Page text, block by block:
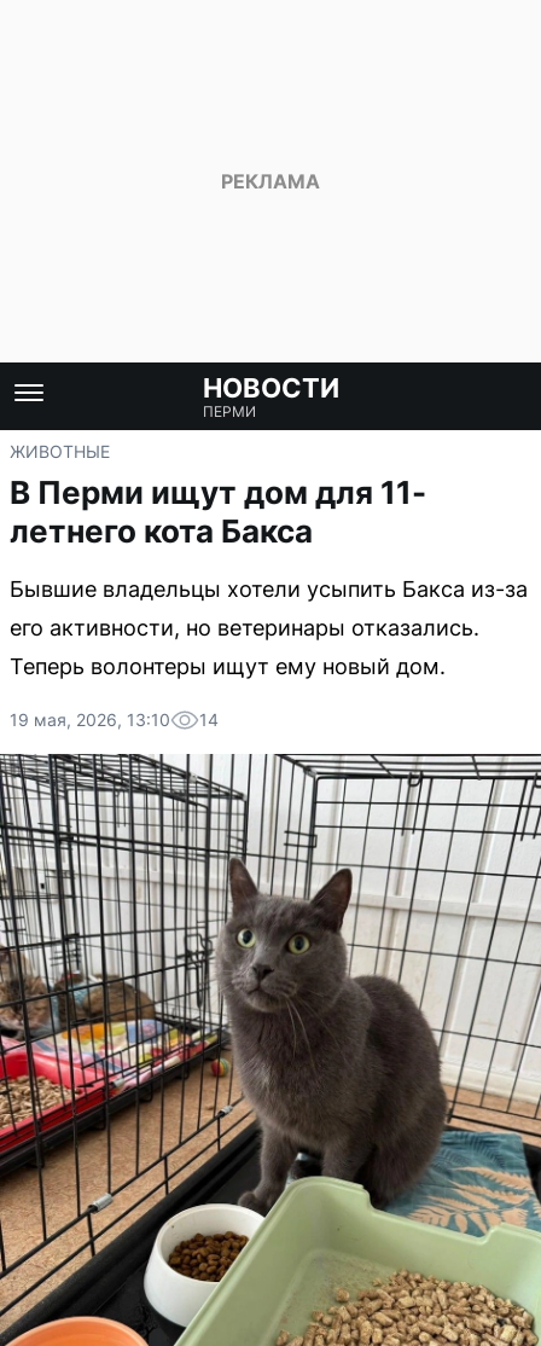
НОВОСТИ
ПЕРМИ
ЖИВОТНЫЕ
В Перми ищут дом для 11-
летнего кота Бакса
Бывшие владельцы хотели усыпить Бакса из-за
его активности, но ветеринары отказались.
Теперь волонтеры ищут ему новый дом.
19 мая, 2026, 13:10 14